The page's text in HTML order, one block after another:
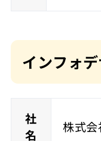
インフォ
社
名
株式